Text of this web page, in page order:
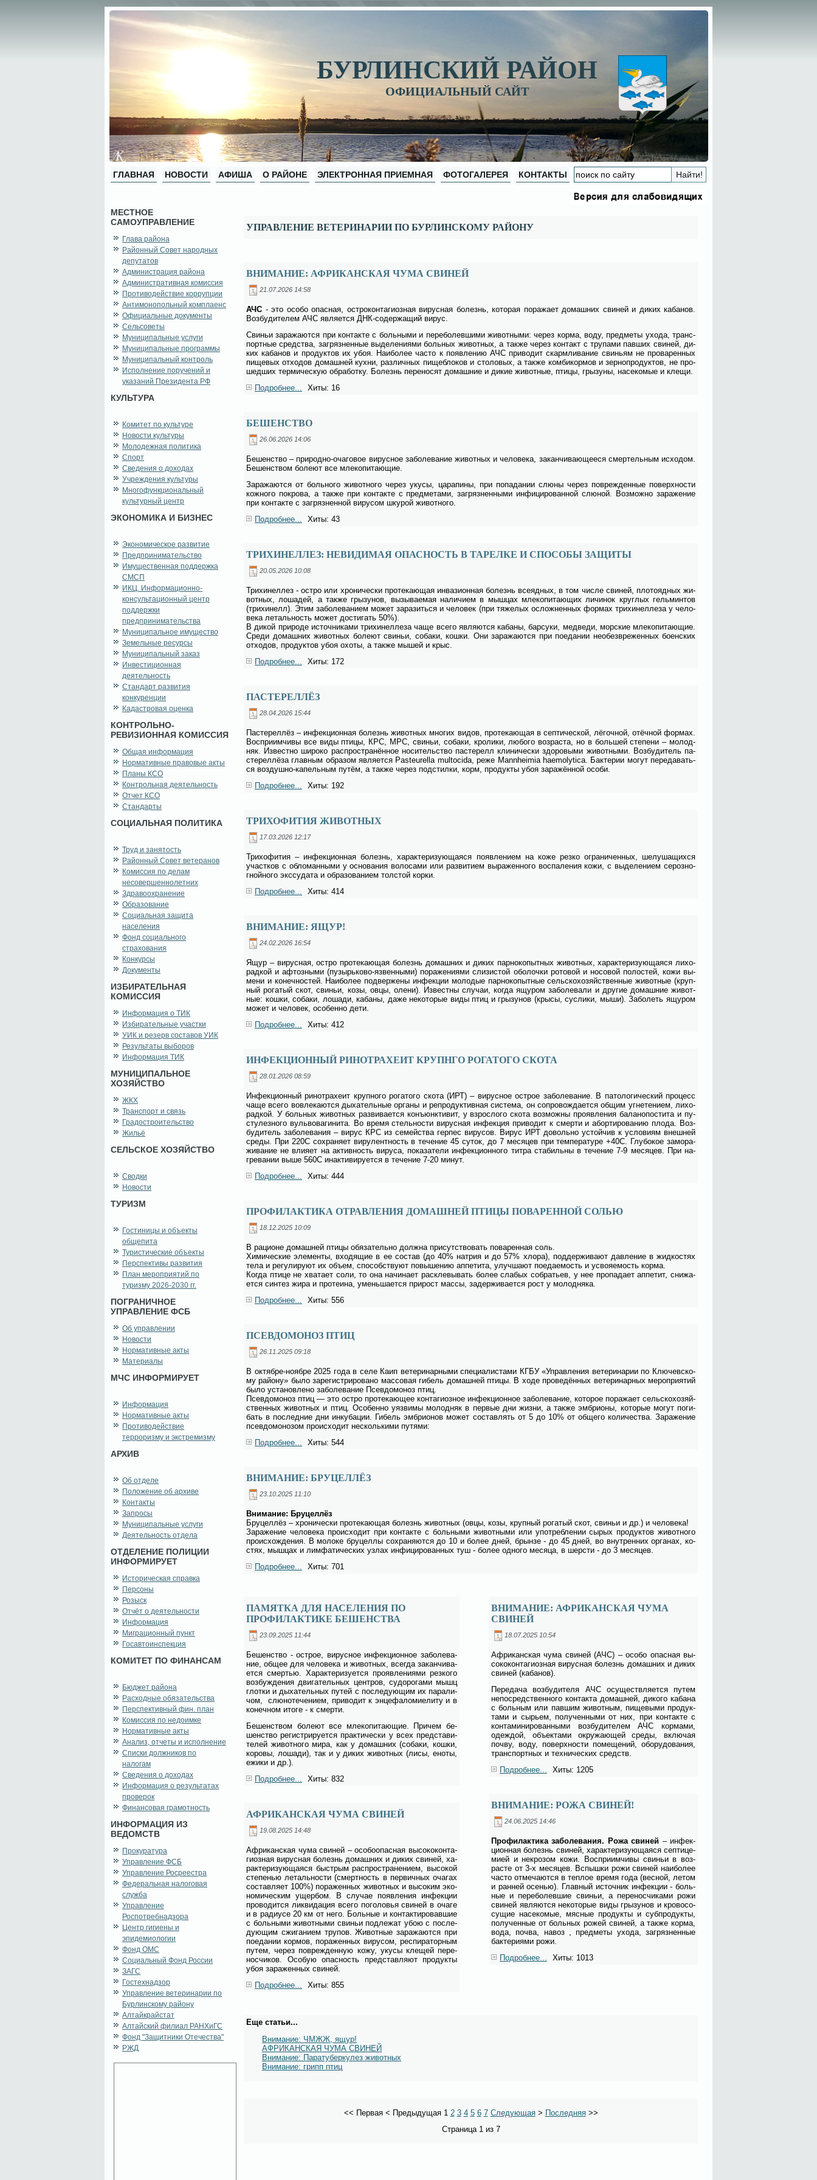
БУРЛИНСКИЙ РАЙОН
ОФИЦИАЛЬНЫЙ САЙТ
ГЛАВНАЯ НОВОСТИ АФИША О РАЙОНЕ ЭЛЕКТРОННАЯ ПРИЕМНАЯ ФОТОГАЛЕРЕЯ КОНТАКТЫ
МЕСТНОЕ
САМОУПРАВЛЕНИЕ
Глава района
Районный Совет народных
депутатов
Администрация района
Административная комиссия
Противодействие коррупции
Антимонопольный комплаенс
Официальные документы
Сельсоветы
Муниципальные услуги
Муниципальные программы
Муниципальный контроль
Исполнение поручений и
указаний Президента РФ
КУЛЬТУРА
Комитет по культуре
Новости культуры
Молодежная политика
Спорт
Сведения о доходах
Учреждения культуры
Многофункциональный
культурный центр
ЭКОНОМИКА И БИЗНЕС
Экономическое развитие
Предпринимательство
Имущественная поддержка
СМСП
ИКЦ. Информационно-
консультационный центр
поддержки
предпринимательства
Муниципальное имущество
Земельные ресурсы
Муниципальный заказ
Инвестиционная
деятельность
Стандарт развития
конкуренции
Кадастровая оценка
КОНТРОЛЬНО-
РЕВИЗИОННАЯ КОМИССИЯ
Общая информация
Нормативные правовые акты
Планы КСО
Контрольная деятельность
Отчет КСО
Стандарты
СОЦИАЛЬНАЯ ПОЛИТИКА
Труд и занятость
Районный Совет ветеранов
Комиссия по делам
несовершеннолетних
Здравоохранение
Образование
Социальная защита
населения
Фонд социального
страхования
Конкурсы
Документы
ИЗБИРАТЕЛЬНАЯ
КОМИССИЯ
Информация о ТИК
Избирательные участки
УИК и резерв составов УИК
Результаты выборов
Информация ТИК
МУНИЦИПАЛЬНОЕ
ХОЗЯЙСТВО
ЖКХ
Транспорт и связь
Градостроительство
Жильё
СЕЛЬСКОЕ ХОЗЯЙСТВО
Сводки
Новости
ТУРИЗМ
Гостиницы и объекты
общепита
Туристические объекты
Перспективы развития
План мероприятий по
туризму 2026-2030 гг.
ПОГРАНИЧНОЕ
УПРАВЛЕНИЕ ФСБ
Об управлении
Новости
Нормативные акты
Материалы
МЧС ИНФОРМИРУЕТ
Информация
Нормативные акты
Противодействие
терроризму и экстремизму
АРХИВ
Об отделе
Положение об архиве
Контакты
Запросы
Муниципальные услуги
Деятельность отдела
ОТДЕЛЕНИЕ ПОЛИЦИИ
ИНФОРМИРУЕТ
Историческая справка
Персоны
Розыск
Отчёт о деятельности
Информация
Миграционный пункт
Госавтоинспекция
КОМИТЕТ ПО ФИНАНСАМ
Бюджет района
Расходные обязательства
Перспективный фин. план
Комиссия по недоимке
Нормативные акты
Анализ, отчеты и исполнение
Списки должников по
налогам
Сведения о доходах
Информация о результатах
проверок
Финансовая грамотность
ИНФОРМАЦИЯ ИЗ
ВЕДОМСТВ
Прокуратура
Управление ФСБ
Управление Росреестра
Федеральная налоговая
служба
Управление
Роспотребнадзора
Центр гигиены и
эпидемиологии
Фонд ОМС
Социальный Фонд России
ЗАГС
Гостехнадзор
Управление ветеринарии по
Бурлинскому району
Алтайкрайстат
Алтайский филиал РАНХиГС
Фонд "Защитники Отечества"
РЖД
УПРАВЛЕНИЕ ВЕТЕРИНАРИИ ПО БУРЛИНСКОМУ РАЙОНУ
ВНИМАНИЕ: АФРИКАНСКАЯ ЧУМА СВИНЕЙ
21.07.2026 14:58
АЧС - это осо­бо опас­ная, ост­ро­кон­та­ги­оз­ная ви­рус­ная бо­лезнь, ко­то­рая по­ра­жа­ет до­маш­них сви­ней и ди­ких ка­ба­нов.
Воз­бу­ди­те­лем АЧС яв­ля­ет­ся ДНК-со­дер­жа­щий ви­рус.
Сви­ньи за­ра­жа­ют­ся при кон­так­те с боль­ны­ми и пе­ре­болев­ши­ми жи­вот­ны­ми: через кор­ма, во­ду, пред­ме­ты ухо­да, транс­
порт­ные сред­ства, за­гряз­нен­ные вы­де­ле­ни­я­ми боль­ных жи­вот­ных, а так­же через кон­такт с тру­па­ми пав­ших сви­ней, ди­
ких ка­ба­нов и про­дук­тов их убоя. Наи­бо­лее ча­сто к по­яв­ле­нию АЧС при­во­дит скарм­ли­ва­ние сви­ньям не про­ва­рен­ных
пи­ще­вых от­хо­дов до­маш­ней кух­ни, раз­лич­ных пи­ще­бло­ков и сто­ло­вых, а так­же ком­би­кор­мов и зер­но­про­дук­тов, не про­
шед­ших тер­ми­че­скую об­ра­бот­ку. Бо­лезнь пе­ре­но­сят до­маш­ние и ди­кие жи­вот­ные, пти­цы, гры­зу­ны, на­се­ко­мые и кле­щи.
Подробнее...
Хиты: 16
БЕШЕНСТВО
26.06.2026 14:06
Бе­шен­ство – при­род­но-оча­го­вое ви­рус­ное за­боле­ва­ние жи­вот­ных и че­ло­ве­ка, за­кан­чи­ва­ю­ще­е­ся смер­тель­ным ис­хо­дом.
Бе­шен­ством бо­ле­ют все мле­ко­пи­та­ю­щие.
За­ра­жа­ют­ся от боль­но­го жи­вот­но­го через уку­сы, ца­ра­пи­ны, при по­па­да­нии слю­ны через по­вре­жден­ные по­верх­но­сти
кож­но­го по­кро­ва, а так­же при кон­так­те с пред­ме­та­ми, за­гряз­нен­ны­ми ин­фи­ци­ро­ван­ной слю­ной. Воз­мож­но за­ра­же­ние
при кон­так­те с за­гряз­нен­ной ви­ру­сом шку­рой жи­вот­но­го.
Подробнее...
Хиты: 43
ТРИХИНЕЛЛЕЗ: НЕВИДИМАЯ ОПАСНОСТЬ В ТАРЕЛКЕ И СПОСОБЫ ЗАЩИТЫ
20.05.2026 10:08
Три­хи­нел­лез - ост­ро или хро­ни­че­ски про­те­ка­ю­щая ин­ва­зи­он­ная бо­лезнь все­яд­ных, в том чис­ле сви­ней, пло­то­яд­ных жи­
вот­ных, ло­ша­дей, а так­же гры­зу­нов, вы­зы­ва­е­мая на­ли­чи­ем в мыш­цах мле­ко­пи­та­ю­щих ли­чи­нок круг­лых гель­мин­тов
(три­хи­нелл). Этим за­боле­ва­ни­ем мо­жет за­ра­зить­ся и че­ло­век (при тя­же­лых ослож­нен­ных фор­мах три­хи­нел­ле­за у че­ло­
ве­ка ле­таль­ность мо­жет до­сти­гать 50%).
В ди­кой при­ро­де ис­точ­ни­ка­ми три­хи­нел­ле­за ча­ще все­го яв­ля­ют­ся ка­ба­ны, бар­су­ки, мед­ве­ди, мор­ские мле­ко­пи­та­ю­щие.
Сре­ди до­маш­них жи­вот­ных бо­ле­ют сви­ньи, со­ба­ки, кош­ки. Они за­ра­жа­ют­ся при по­еда­нии не­о­без­вре­жен­ных бо­ен­ских
от­хо­дов, про­дук­тов убоя охо­ты, а так­же мы­шей и крыс.
Подробнее...
Хиты: 172
ПАСТЕРЕЛЛЁЗ
28.04.2026 15:44
Па­сте­рел­лёз – ин­фек­ци­он­ная бо­лезнь жи­вот­ных мно­гих ви­дов, про­те­ка­ю­щая в сеп­ти­че­ской, лё­гоч­ной, отёч­ной фор­мах.
Вос­при­им­чи­вы все ви­ды пти­цы, КРС, МРС, сви­ньи, со­ба­ки, кро­ли­ки, лю­бо­го воз­рас­та, но в боль­шей сте­пе­ни – мо­лод­
няк. Из­вест­но ши­ро­ко рас­про­стра­нён­ное но­си­тель­ство па­сте­релл кли­ни­че­ски здо­ро­вы­ми жи­вот­ны­ми. Воз­бу­ди­тель па­
сте­рел­лё­за глав­ным об­ра­зом яв­ля­ет­ся Pasteurella multocida, ре­же Mannheimia haemolytica. Бак­те­рии мо­гут пе­ре­да­вать­
ся воз­душ­но-ка­пель­ным пу­тём, а так­же через под­стил­ки, корм, про­дук­ты убоя за­ра­жён­ной осо­би.
Подробнее...
Хиты: 192
ТРИХОФИТИЯ ЖИВОТНЫХ
17.03.2026 12:17
Три­хо­фи­тия – ин­фек­ци­он­ная бо­лезнь, ха­рак­те­ри­зу­ю­ща­я­ся по­яв­ле­ни­ем на ко­же рез­ко огра­ни­чен­ных, ше­лу­ша­щих­ся
участ­ков с об­ло­ман­ны­ми у ос­но­ва­ния во­ло­са­ми или раз­ви­ти­ем вы­ра­жен­но­го вос­па­ле­ния ко­жи, с вы­де­ле­ни­ем се­роз­но-
гной­но­го экс­су­да­та и об­ра­зо­ва­ни­ем тол­стой кор­ки.
Подробнее...
Хиты: 414
ВНИМАНИЕ: ЯЩУР!
24.02.2026 16:54
Ящур – ви­рус­ная, ост­ро про­те­ка­ю­щая бо­лезнь до­маш­них и ди­ких пар­но­ко­пыт­ных жи­вот­ных, ха­рак­те­ри­зу­ю­ща­я­ся ли­хо­
рад­кой и аф­тоз­ны­ми (пу­зырь­ко­во-яз­вен­ны­ми) по­ра­же­ни­я­ми сли­зи­стой обо­лоч­ки ро­то­вой и но­со­вой по­ло­стей, ко­жи вы­
ме­ни и ко­неч­но­стей. Наи­бо­лее под­вер­же­ны ин­фек­ции мо­ло­дые пар­но­ко­пыт­ные сель­ско­хо­зяй­ствен­ные жи­вот­ные (круп­
ный ро­га­тый скот, сви­ньи, ко­зы, ов­цы, оле­ни). Из­вест­ны слу­чаи, ко­гда ящу­ром за­боле­ва­ли и дру­гие до­маш­ние жи­вот­
ные: кош­ки, со­ба­ки, ло­ша­ди, ка­ба­ны, да­же не­ко­то­рые ви­ды птиц и гры­зу­нов (кры­сы, сус­ли­ки, мы­ши). За­бо­леть ящу­ром
мо­жет и че­ло­век, осо­бен­но де­ти.
Подробнее...
Хиты: 412
ИНФЕКЦИОННЫЙ РИНОТРАХЕИТ КРУПНГО РОГАТОГО СКОТА
28.01.2026 08:59
Ин­фек­ци­он­ный ри­но­тра­хе­ит круп­но­го ро­га­то­го ско­та (ИРТ) – ви­рус­ное острое за­боле­ва­ние. В па­то­ло­ги­че­ский про­цесс
ча­ще все­го во­вле­ка­ют­ся ды­ха­тель­ные ор­га­ны и ре­про­дук­тив­ная си­сте­ма, он со­про­вож­да­ет­ся об­щим угне­те­ни­ем, ли­хо­
рад­кой. У боль­ных жи­вот­ных раз­ви­ва­ет­ся конъ­юнк­ти­вит, у взрос­ло­го ско­та воз­мож­ны про­яв­ле­ния ба­ла­но­по­сти­та и пу­
сту­лез­но­го вуль­во­ва­ги­ни­та. Во вре­мя стель­но­сти ви­рус­ная ин­фек­ция при­во­дит к смер­ти и абор­ти­ро­ва­нию пло­да. Воз­
бу­ди­тель за­боле­ва­ния – ви­рус КРС из се­мей­ства гер­пес ви­ру­сов. Ви­рус ИРТ до­воль­но устой­чив к усло­ви­ям внеш­ней
сре­ды. При 220С со­хра­ня­ет ви­ру­лент­ность в те­че­ние 45 су­ток, до 7 ме­ся­цев при тем­пе­ра­ту­ре +40С. Глу­бо­кое за­мо­ра­
жи­ва­ние не вли­я­ет на ак­тив­ность ви­ру­са, по­ка­за­те­ли ин­фек­ци­он­но­го тит­ра ста­биль­ны в те­че­ние 7-9 ме­ся­цев. При на­
гре­ва­нии вы­ше 560С инак­ти­ви­ру­ет­ся в те­че­ние 7-20 ми­нут.
Подробнее...
Хиты: 444
ПРОФИЛАКТИКА ОТРАВЛЕНИЯ ДОМАШНЕЙ ПТИЦЫ ПОВАРЕННОЙ СОЛЬЮ
18.12.2025 10:09
В ра­ци­оне до­маш­ней пти­цы обя­за­тель­но долж­на при­сут­ство­вать по­ва­рен­ная соль.
Хи­ми­че­ские эле­мен­ты, вхо­дя­щие в ее со­став (до 40% на­трия и до 57% хло­ра), под­дер­жи­ва­ют дав­ле­ние в жид­ко­стях
те­ла и ре­гу­ли­ру­ют их объ­ем, спо­соб­ству­ют по­вы­ше­нию ап­пе­ти­та, улуч­ша­ют по­еда­е­мость и усво­я­е­мость кор­ма.
Ко­гда пти­це не хва­та­ет со­ли, то она на­чи­на­ет рас­кле­вы­вать бо­лее сла­бых со­бра­тьев, у нее про­па­да­ет ап­пе­тит, сни­жа­
ет­ся син­тез жи­ра и про­те­и­на, умень­ша­ет­ся при­рост мас­сы, за­дер­жи­ва­ет­ся рост у мо­лод­ня­ка.
Подробнее...
Хиты: 556
ПСЕВДОМОНОЗ ПТИЦ
26.11.2025 09:18
В ок­тяб­ре-но­яб­ре 2025 го­да в се­ле Каип ве­те­ри­нар­ны­ми спе­ци­а­ли­ста­ми КГБУ «Управ­ле­ния ве­те­ри­на­рии по Клю­чев­ско­
му рай­о­ну» бы­ло за­ре­ги­стри­ро­ва­но мас­со­вая ги­бель до­маш­ней пти­цы. В хо­де про­ве­дён­ных ве­те­ри­нар­ных ме­ро­при­я­тий
бы­ло уста­нов­ле­но за­боле­ва­ние Псев­до­мо­ноз птиц.
Псев­до­мо­ноз птиц — это ост­ро про­те­ка­ю­щее кон­та­ги­оз­ное ин­фек­ци­он­ное за­боле­ва­ние, ко­то­рое по­ра­жа­ет сель­ско­хо­зяй­
ствен­ных жи­вот­ных и птиц. Осо­бен­но уяз­ви­мы мо­лод­няк в пер­вые дни жиз­ни, а так­же эм­бри­о­ны, ко­то­рые мо­гут по­ги­
бать в по­след­ние дни ин­ку­ба­ции. Ги­бель эм­бри­о­нов мо­жет со­став­лять от 5 до 10% от об­ще­го ко­ли­че­ства. За­ра­же­ние
псев­до­мо­но­зом про­ис­хо­дит не­сколь­ки­ми пу­тя­ми:
Подробнее...
Хиты: 544
ВНИМАНИЕ: БРУЦЕЛЛЁЗ
23.10.2025 11:10
Вни­ма­ние: Бру­цел­лёз
Бру­цел­лёз – хро­ни­че­ски про­те­ка­ю­щая бо­лезнь жи­вот­ных (ов­цы, ко­зы, круп­ный ро­га­тый скот, сви­ньи и др.) и че­ло­ве­ка!
За­ра­же­ние че­ло­ве­ка про­ис­хо­дит при кон­так­те с боль­ны­ми жи­вот­ны­ми или упо­треб­ле­нии сы­рых про­дук­тов жи­вот­но­го
про­ис­хож­де­ния. В мо­ло­ке бру­цел­лы со­хра­ня­ют­ся до 10 и бо­лее дней, брын­зе - до 45 дней, во внут­рен­них ор­га­нах, ко­
стях, мыш­цах и лим­фа­ти­че­ских уз­лах ин­фи­ци­ро­ван­ных туш - бо­лее од­но­го ме­ся­ца, в шер­сти - до 3 ме­ся­цев.
Подробнее...
Хиты: 701
ПАМЯТКА ДЛЯ НАСЕЛЕНИЯ ПО
ПРОФИЛАКТИКЕ БЕШЕНСТВА
23.09.2025 11:44
Бе­шен­ство - острое, ви­рус­ное ин­фек­ци­он­ное за­боле­ва­
ние, об­щее для че­ло­ве­ка и жи­вот­ных, все­гда за­кан­чи­ва­
ет­ся смер­тью. Ха­рак­те­ри­зу­ет­ся про­яв­ле­ни­я­ми рез­ко­го
воз­буж­де­ния дви­га­тель­ных цен­тров, су­до­ро­га­ми мышц
глот­ки и ды­ха­тель­ных пу­тей с по­сле­ду­ю­щим их па­ра­ли­
чом, слю­но­те­че­ни­ем, при­во­дит к эн­це­фа­ло­ми­е­ли­ту и в
ко­неч­ном ито­ге - к смер­ти.
Бе­шен­ством бо­ле­ют все мле­ко­пи­та­ю­щие. При­чем бе­
шен­ство ре­ги­стри­ру­ет­ся прак­ти­че­ски у всех пред­ста­ви­
те­лей жи­вот­но­го ми­ра, как у до­маш­них (со­ба­ки, кош­ки,
ко­ро­вы, ло­ша­ди), так и у ди­ких жи­вот­ных (ли­сы, ено­ты,
ежи­ки и др.).
Подробнее...
Хиты: 832
АФРИКАНСКАЯ ЧУМА СВИНЕЙ
19.08.2025 14:48
Аф­ри­кан­ская чу­ма сви­ней – осо­бо­опас­ная вы­со­ко­кон­та­
ги­оз­ная ви­рус­ная бо­лезнь до­маш­них и ди­ких сви­ней, ха­
рак­те­ри­зу­ю­ща­я­ся быст­рым рас­про­стра­не­ни­ем, вы­со­кой
сте­пе­нью ле­таль­но­сти (смерт­ность в пер­вич­ных оча­гах
со­став­ля­ет 100%) по­ра­жен­ных жи­вот­ных и вы­со­ким эко­
но­ми­че­ским ущер­бом. В слу­чае по­яв­ле­ния ин­фек­ции
про­во­дит­ся лик­ви­да­ция все­го по­го­ло­вья сви­ней в оча­ге
и в ра­ди­у­се 20 км от не­го. Боль­ные и кон­так­ти­ро­вав­шие
с боль­ны­ми жи­вот­ны­ми сви­ньи под­ле­жат убою с по­сле­
ду­ю­щим сжи­га­ни­ем тру­пов. Жи­вот­ные за­ра­жа­ют­ся при
по­еда­нии кор­мов, по­ра­жен­ных ви­ру­сом, ре­спи­ра­тор­ным
пу­тем, через по­вре­жден­ную ко­жу, уку­сы кле­щей пе­ре­
нос­чи­ков. Осо­бую опас­ность пред­став­ля­ют про­дук­ты
убоя за­ра­жен­ных сви­ней.
Подробнее...
Хиты: 855
ВНИМАНИЕ: АФРИКАНСКАЯ ЧУМА
СВИНЕЙ
18.07.2025 10:54
Аф­ри­кан­ская чу­ма сви­ней (АЧС) – осо­бо опас­ная вы­
со­ко­кон­та­ги­оз­ная ви­рус­ная бо­лезнь до­маш­них и ди­ких
сви­ней (ка­ба­нов).
Пе­ре­да­ча воз­бу­ди­те­ля АЧС осу­ществ­ля­ет­ся пу­тем
не­по­сред­ствен­но­го кон­так­та до­маш­ней, ди­ко­го ка­ба­на
с боль­ным или пав­шим жи­вот­ным, пи­ще­вы­ми про­дук­
та­ми и сы­рьем, по­лу­чен­ны­ми от них, при кон­так­те с
кон­та­ми­ни­ро­ван­ны­ми воз­бу­ди­те­лем АЧС кор­ма­ми,
одеж­дой, объ­ек­та­ми окру­жа­ю­щей сре­ды, вклю­чая
поч­ву, во­ду, по­верх­но­сти по­ме­ще­ний, обо­ру­до­ва­ния,
транс­порт­ных и тех­ни­че­ских средств.
Подробнее...
Хиты: 1205
ВНИМАНИЕ: РОЖА СВИНЕЙ!
24.06.2025 14:46
Про­фи­лак­ти­ка за­боле­ва­ния. Ро­жа сви­ней – ин­фек­
ци­он­ная бо­лезнь сви­ней, ха­рак­те­ри­зу­ю­ща­я­ся сеп­ти­це­
ми­ей и не­кро­зом ко­жи. Вос­при­им­чи­вы сви­ньи в воз­
расте от 3-х ме­ся­цев. Вспыш­ки ро­жи сви­ней наи­бо­лее
ча­сто от­ме­ча­ют­ся в теп­лое вре­мя го­да (вес­ной, ле­том
и ран­ней осе­нью). Глав­ный ис­точ­ник ин­фек­ции - боль­
ные и пе­ре­болев­шие сви­ньи, а пе­ре­нос­чи­ка­ми ро­жи
сви­ней яв­ля­ют­ся не­ко­то­рые ви­ды гры­зу­нов и кро­во­со­
су­щие на­се­ко­мые, мяс­ные про­дук­ты и суб­про­дук­ты,
по­лу­чен­ные от боль­ных ро­жей сви­ней, а так­же кор­ма,
во­да, поч­ва, на­воз , пред­ме­ты ухо­да, за­гряз­нен­ные
бак­те­ри­я­ми ро­жи.
Подробнее...
Хиты: 1013
Еще статьи...
Внимание: ЧМЖЖ, ящур!
АФРИКАНСКАЯ ЧУМА СВИНЕЙ
Внимание: Паратуберкулез животных
Внимание: грипп птиц
<< Первая< Предыдущая 1 2 3 4 5 6 7 Следующая> Последняя>>
Страница 1 из 7